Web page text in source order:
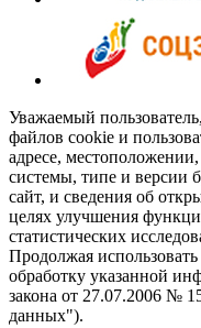
Уважаемый
файлов cookie и
адресе,
системы, типе и версии
сайт, и сведения об
целях улучшения
статистических
Продолжая использовать
обработку указанной
закона от 27.07.2006 №
данных").